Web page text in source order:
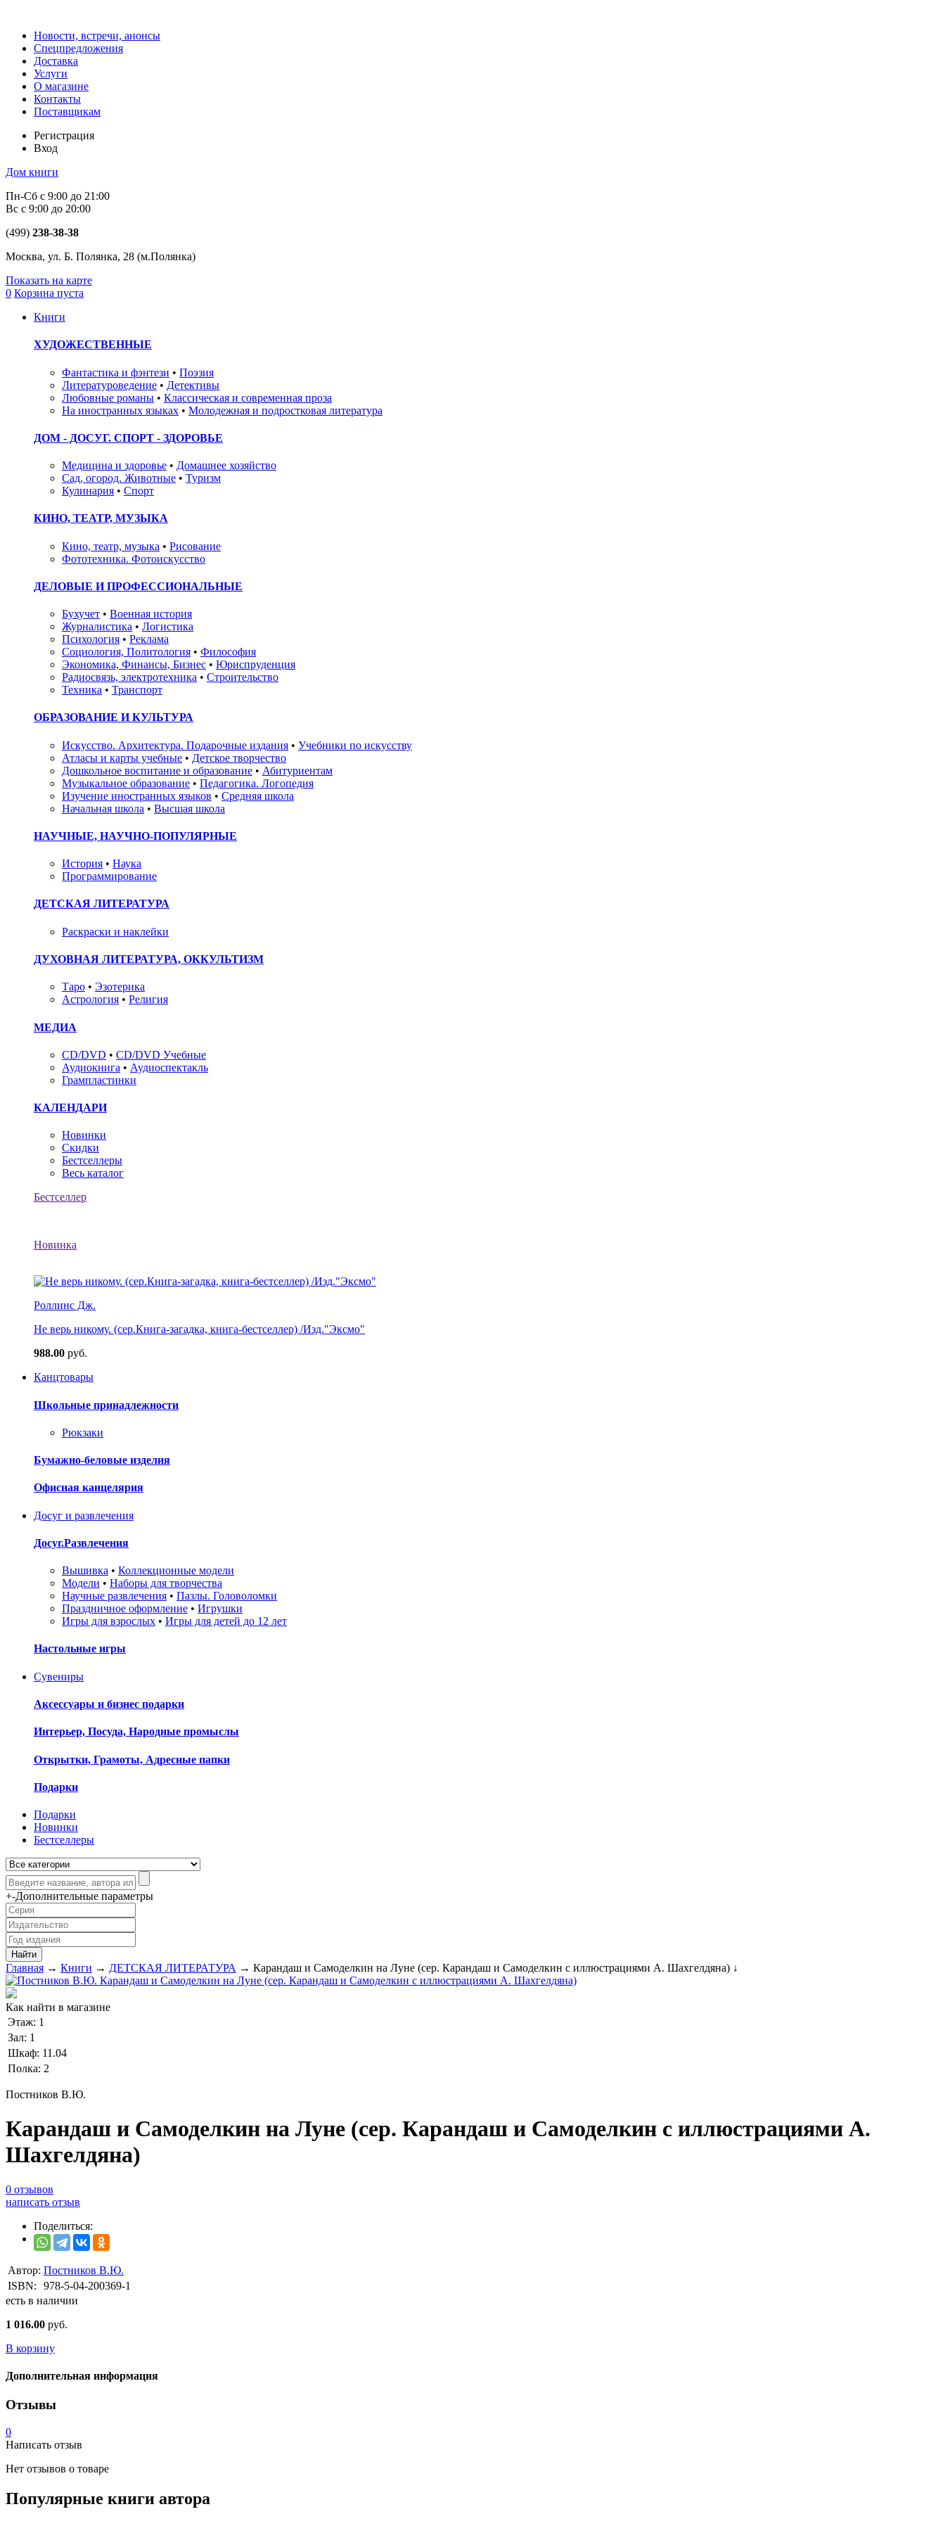
Новости, встречи, анонсы
Спецпредложения
Доставка
Услуги
О магазине
Контакты
Поставщикам
Регистрация
Вход
Дом книги
Пн-Сб с 9:00 до 21:00
Вс с 9:00 до 20:00
(499) 238-38-38
Москва, ул. Б. Полянка, 28 (м.Полянка)
Показать на карте
0 Корзина пуста
Книги
ХУДОЖЕСТВЕННЫЕ
Фантастика и фэнтези • Поэзия
Литературоведение • Детективы
Любовные романы • Классическая и современная проза
На иностранных языках • Молодежная и подростковая литература
ДОМ - ДОСУГ. СПОРТ - ЗДОРОВЬЕ
Медицина и здоровье • Домашнее хозяйство
Сад, огород. Животные • Туризм
Кулинария • Спорт
КИНО, ТЕАТР, МУЗЫКА
Кино, театр, музыка • Рисование
Фототехника. Фотоискусство
ДЕЛОВЫЕ И ПРОФЕССИОНАЛЬНЫЕ
Бухучет • Военная история
Журналистика • Логистика
Психология • Реклама
Социология, Политология • Философия
Экономика, Финансы, Бизнес • Юриспруденция
Радиосвязь, электротехника • Строительство
Техника • Транспорт
ОБРАЗОВАНИЕ И КУЛЬТУРА
Искусство. Архитектура. Подарочные издания • Учебники по искусству
Атласы и карты учебные • Детское творчество
Дошкольное воспитание и образование • Абитуриентам
Музыкальное образование • Педагогика. Логопедия
Изучение иностранных языков • Средняя школа
Начальная школа • Высшая школа
НАУЧНЫЕ, НАУЧНО-ПОПУЛЯРНЫЕ
История • Наука
Программирование
ДЕТСКАЯ ЛИТЕРАТУРА
Раскраски и наклейки
ДУХОВНАЯ ЛИТЕРАТУРА, ОККУЛЬТИЗМ
Таро • Эзотерика
Астрология • Религия
МЕДИА
CD/DVD • CD/DVD Учебные
Аудиокнига • Аудиоспектакль
Грампластинки
КАЛЕНДАРИ
Новинки
Скидки
Бестселлеры
Весь каталог
Бестселлер
Новинка
Роллинс Дж.
Не верь никому. (сер.Книга-загадка, книга-бестселлер) /Изд."Эксмо"
988.00 руб.
Канцтовары
Школьные принадлежности
Рюкзаки
Бумажно-беловые изделия
Офисная канцелярия
Досуг и развлечения
Досуг.Развлечения
Вышивка • Коллекционные модели
Модели • Наборы для творчества
Научные развлечения • Пазлы. Головоломки
Праздничное оформление • Игрушки
Игры для взрослых • Игры для детей до 12 лет
Настольные игры
Сувениры
Аксессуары и бизнес подарки
Интерьер, Посуда, Народные промыслы
Открытки, Грамоты, Адресные папки
Подарки
Подарки
Новинки
Бестселлеры
+-Дополнительные параметры
Главная → Книги → ДЕТСКАЯ ЛИТЕРАТУРА → Карандаш и Самоделкин на Луне (сер. Карандаш и Самоделкин с иллюстрациями А. Шахгелдяна) ↓
Как найти в магазине
Этаж: 1
Зал: 1
Шкаф: 11.04
Полка: 2
Постников В.Ю.
Карандаш и Самоделкин на Луне (сер. Карандаш и Самоделкин с иллюстрациями А.
Шахгелдяна)
0 отзывов
написать отзыв
Поделиться:
Автор: Постников В.Ю.
ISBN:
978-5-04-200369-1
есть в наличии
1 016.00 руб.
В корзину
Дополнительная информация
Отзывы
0
Написать отзыв
Нет отзывов о товаре
Популярные книги автора